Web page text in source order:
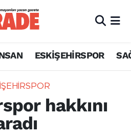
ESKİŞEHİRSPOR
hakkını